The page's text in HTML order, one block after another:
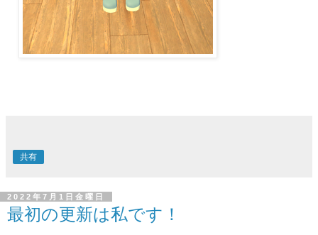
共有
2022年7月1日金曜日
最初の更新は私です！